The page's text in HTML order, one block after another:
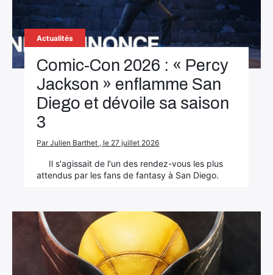
Actualités
Comic-Con 2026 : « Percy
Jackson » enflamme San
Diego et dévoile sa saison
3
Par Julien Barthet , le 27 juillet 2026
Il s'agissait de l'un des rendez-vous les plus
attendus par les fans de fantasy à San Diego.